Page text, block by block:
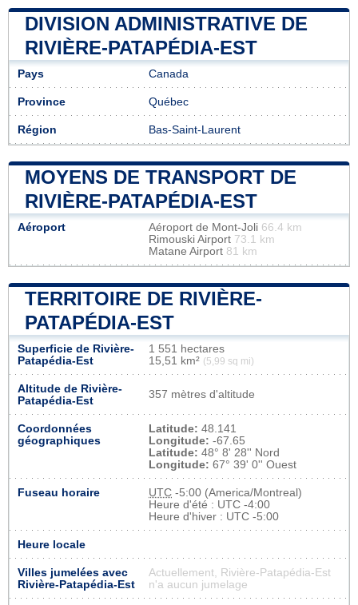
DIVISION ADMINISTRATIVE DE
RIVIÈRE-PATAPÉDIA-EST
Pays Canada
Province Québec
Région Bas-Saint-Laurent
MOYENS DE TRANSPORT DE
RIVIÈRE-PATAPÉDIA-EST
Aéroport Aéroport de Mont-Joli 66.4 km
Rimouski Airport 73.1 km
Matane Airport 81 km
TERRITOIRE DE RIVIÈRE-
PATAPÉDIA-EST
Superficie de Rivière-
Patapédia-Est
1 551 hectares
15,51 km² (5,99 sq mi)
Altitude de Rivière-
Patapédia-Est
357 mètres d'altitude
Coordonnées
géographiques
Latitude: 48.141
Longitude: -67.65
Latitude: 48° 8' 28'' Nord
Longitude: 67° 39' 0'' Ouest
Fuseau horaire UTC -5:00 (America/Montreal)
Heure d'été : UTC -4:00
Heure d'hiver : UTC -5:00
Heure locale
Villes jumelées avec
Rivière-Patapédia-Est
Actuellement, Rivière-Patapédia-Est
n'a aucun jumelage